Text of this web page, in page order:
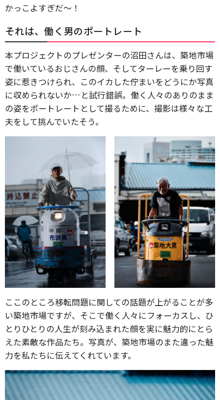
かっこよすぎだ〜！
それは、働く男のポートレート
本プロジェクトのプレゼンターの沼田さんは、築地市場
で働いているおじさんの顔、そしてターレーを乗り回す
姿に惹きつけられ、このイカした佇まいをどうにか写真
に収められないか…と試行錯誤。働く人々のありのまま
の姿をポートレートとして撮るために、撮影は様々な工
夫をして挑んでいたそう。
ここのところ移転問題に関しての話題が上がることが多
い築地市場ですが、そこで働く人々にフォーカスし、ひ
とりひとりの人生が刻み込まれた顔を実に魅力的にとら
えた素敵な作品たち。写真が、築地市場のまた違った魅
力を私たちに伝えてくれています。